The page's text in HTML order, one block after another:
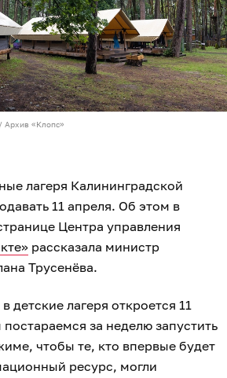
Архив «Клопс»
лагеря Калининградской
11 апреля. Об этом в
Центра управления
рассказала министр
Трусенёва.
детские лагеря откроется 11
за неделю запустить
чтобы те, кто впервые будет
ресурс, могли